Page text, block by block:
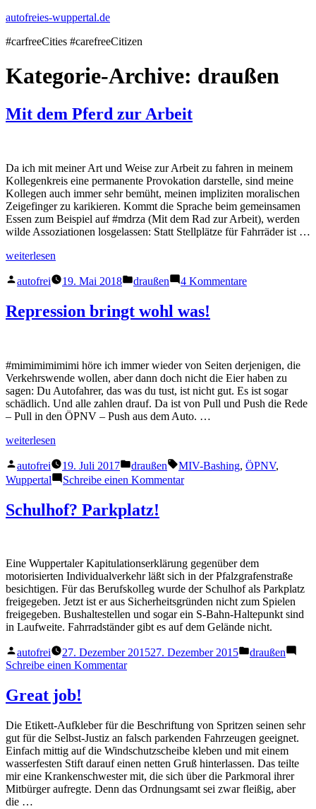
Zum
springen
autofreies-wuppertal.de
#carfreeCities #carefreeCitizen
Kategorie-Archive: draußen
Mit dem Pferd zur Arbeit
Da ich mit meiner Art und Weise zur Arbeit zu fahren in meinem
Kollegenkreis eine permanente Provokation darstelle, sind meine
Kollegen auch immer sehr bemüht, meinen impliziten moralischen
Zeigefinger zu karikieren. Kommt die Sprache beim gemeinsamen
Essen zum Beispiel auf #mdrza (Mit dem Rad zur Arbeit), werden
wilde Assoziationen losgelassen: Statt Stellplätze für Fahrräder ist …
„Mit
Pferd
Arbeit“
weiterlesen
Veröffentlicht
autofrei 19. Mai 2018
Veröffentlicht
draußen 4 Kommentarezu
Repression bringt wohl was!
#mimimimimimi höre ich immer wieder von Seiten derjenigen, die
Verkehrswende wollen, aber dann doch nicht die Eier haben zu
sagen: Du Autofahrer, das was du tust, ist nicht gut. Es ist sogar
schädlich. Und alle zahlen drauf. Da ist von Pull und Push die Rede
– Pull in den ÖPNV – Push aus dem Auto. …
„Repression
wohl
was!“
weiterlesen
Veröffentlicht
von
autofrei 19. Juli 2017
Veröffentlicht
in
draußen Schlagwörter:
MIV-Bashing, ÖPNV,
Wuppertal
Schreibe einen Kommentarzu
Schulhof? Parkplatz!
Eine Wuppertaler Kapitulationserklärung gegenüber dem
motorisierten Individualverkehr läßt sich in der Pfalzgrafenstraße
besichtigen. Für das Berufskolleg wurde der Schulhof als Parkplatz
freigegeben. Jetzt ist er aus Sicherheitsgründen nicht zum Spielen
freigegeben. Bushaltestellen und sogar ein S-Bahn-Haltepunkt sind
in Laufweite. Fahrradständer gibt es auf dem Gelände nicht.
Veröffentlicht
von
autofrei 27. Dezember 201527. Dezember 2015
Veröffentlicht
draußen
Schreibe einen Kommentarzu
Great job!
Die Etikett-Aufkleber für die Beschriftung von Spritzen seinen sehr
gut für die Selbst-Justiz an falsch parkenden Fahrzeugen geeignet.
Einfach mittig auf die Windschutzscheibe kleben und mit einem
wasserfesten Stift darauf einen netten Gruß hinterlassen. Das teilte
mir eine Krankenschwester mit, die sich über die Parkmoral ihrer
Mitbürger aufregte. Denn das Ordnungsamt sei zwar fleißig, aber
die …